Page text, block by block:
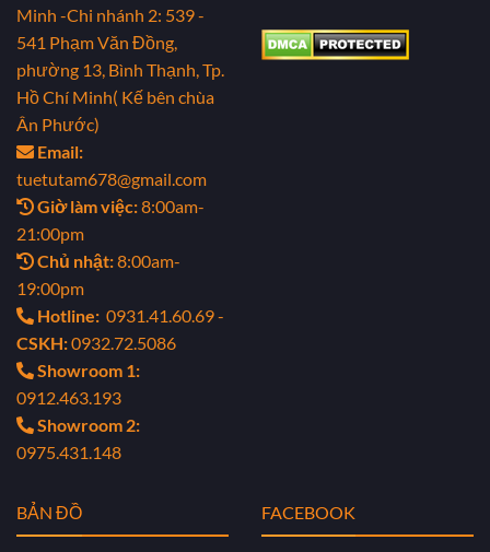
Minh -Chi nhánh 2: 539 -
541 Phạm Văn Đồng,
phường 13, Bình Thạnh, Tp.
Hồ Chí Minh( Kế bên chùa
Ân Phước)
Email:
tuetutam678@gmail.com
Giờ làm việc:8:00am-
21:00pm
Chủ nhật:8:00am-
19:00pm
Hotline: 0931.41.60.69 -
CSKH:0932.72.5086
Showroom 1:
0912.463.193
Showroom 2:
0975.431.148
BẢN ĐỒ FACEBOOK